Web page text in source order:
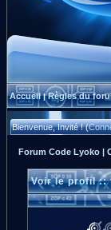
Accueil|Règles du
Bienvenue, Invité ! (
Forum Code Lyoko |
Voir le profil ::